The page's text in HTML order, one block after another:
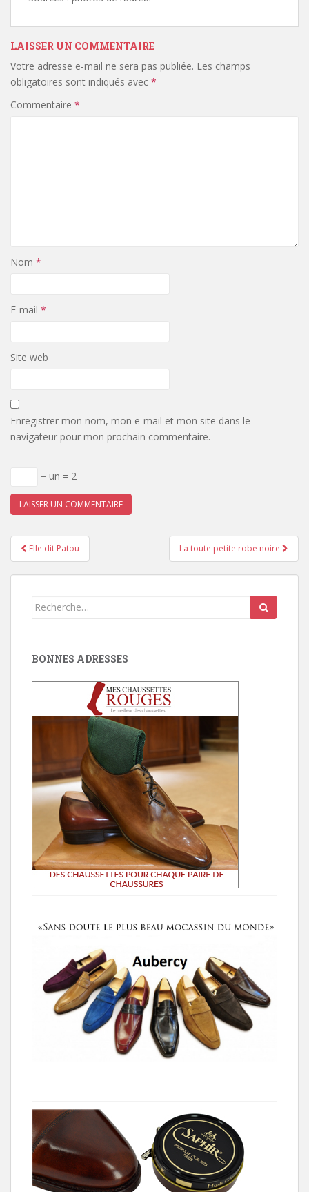
LAISSER UN COMMENTAIRE
Votre adresse e-mail ne sera pas publiée. Les champs
obligatoires sont indiqués avec *
Commentaire *
Nom *
E-mail *
Site web
Enregistrer mon nom, mon e-mail et mon site dans le
navigateur pour mon prochain commentaire.
− un = 2
Pagination
d'article
Elle dit Patou La toute petite robe noire
Search
BONNES ADRESSES